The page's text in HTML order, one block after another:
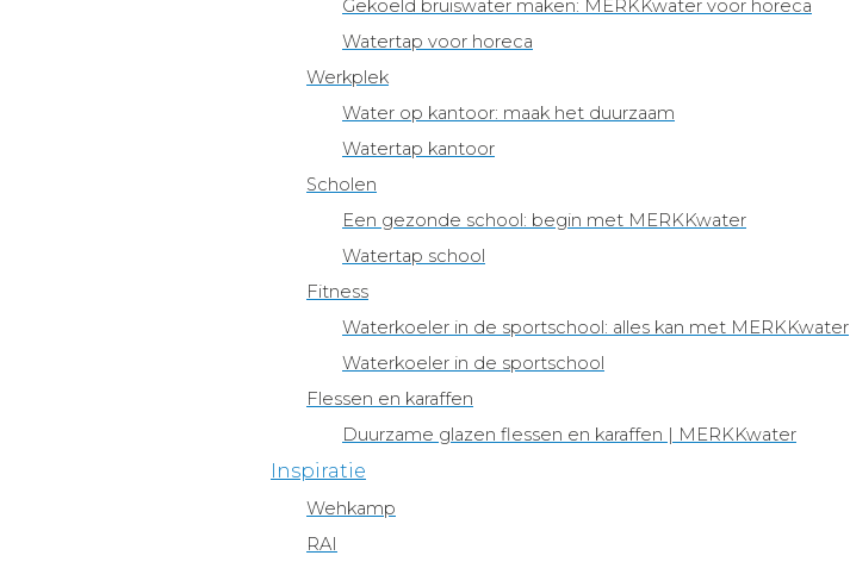
Gekoeld bruiswater maken: MERKKwater voor horeca
Watertap voor horeca
Werkplek
Water op kantoor: maak het duurzaam
Watertap kantoor
Scholen
Een gezonde school: begin met MERKKwater
Watertap school
Fitness
Waterkoeler in de sportschool: alles kan met MERKKwater
Waterkoeler in de sportschool
Flessen en karaffen
Duurzame glazen flessen en karaffen | MERKKwater
Inspiratie
Wehkamp
RAI